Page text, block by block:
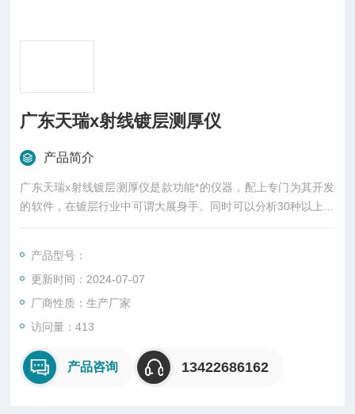
广东天瑞x射线镀层测厚仪
产品简介
广东天瑞x射线镀层测厚仪是款功能*的仪器，配上专门为其开发
的软件，在镀层行业中可谓大展身手。同时可以分析30种以上元
素，五层镀层。分析检出限可达2ppm，*薄可测试0.005μm。
产品型号：
更新时间：2024-07-07
厂商性质：生产厂家
访问量：413
产品咨询 13422686162